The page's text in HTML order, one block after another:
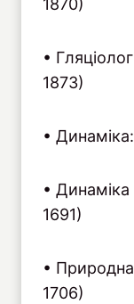
1870)
•
1873)
•
• Динаміка
1691)
•
1706)